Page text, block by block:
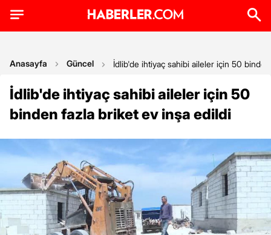
Anasayfa Güncel İdlib'de ihtiyaç sahibi aileler için 50
İdlib'de ihtiyaç sahibi aileler için 50
binden fazla briket ev inşa edildi